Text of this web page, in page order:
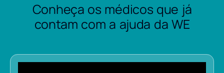
Conheça os médicos que já
contam com a ajuda da WE